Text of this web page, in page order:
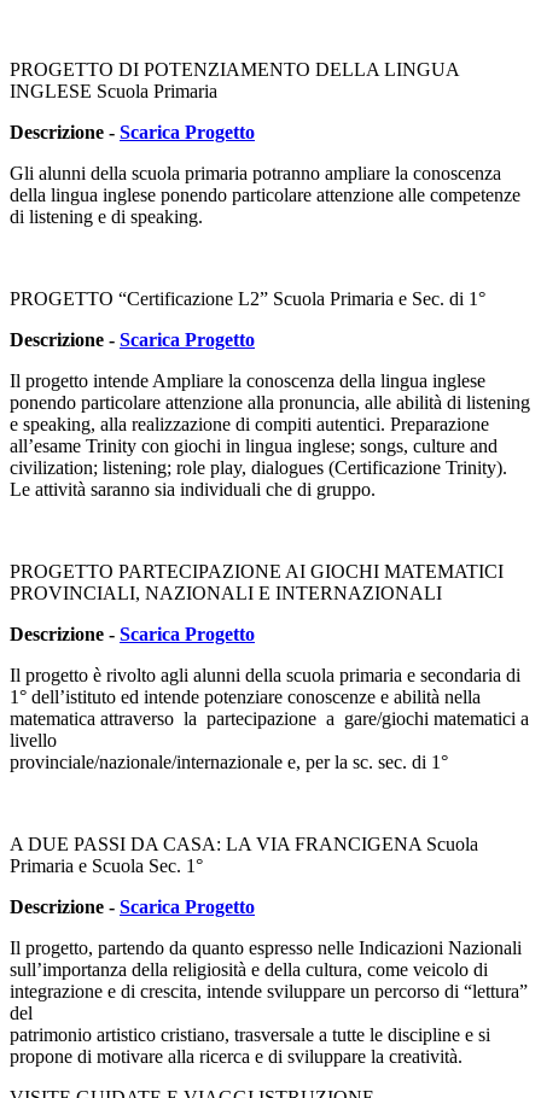
PROGETTO DI POTENZIAMENTO DELLA LINGUA
INGLESE Scuola Primaria
Descrizione - Scarica Progetto
Gli alunni della scuola primaria potranno ampliare la conoscenza
della lingua inglese ponendo particolare attenzione alle competenze
di listening e di speaking.
PROGETTO “Certificazione L2” Scuola Primaria e Sec. di 1°
Descrizione - Scarica Progetto
Il progetto intende Ampliare la conoscenza della lingua inglese
ponendo particolare attenzione alla pronuncia, alle abilità di listening
e speaking, alla realizzazione di compiti autentici. Preparazione
all’esame Trinity con giochi in lingua inglese; songs, culture and
civilization; listening; role play, dialogues (Certificazione Trinity).
Le attività saranno sia individuali che di gruppo.
PROGETTO PARTECIPAZIONE AI GIOCHI MATEMATICI
PROVINCIALI, NAZIONALI E INTERNAZIONALI
Descrizione - Scarica Progetto
Il progetto è rivolto agli alunni della scuola primaria e secondaria di
1° dell’istituto ed intende potenziare conoscenze e abilità nella
matematica attraverso la partecipazione a gare/giochi matematici a
livello
provinciale/nazionale/internazionale e, per la sc. sec. di 1°
A DUE PASSI DA CASA: LA VIA FRANCIGENA Scuola
Primaria e Scuola Sec. 1°
Descrizione - Scarica Progetto
Il progetto, partendo da quanto espresso nelle Indicazioni Nazionali
sull’importanza della religiosità e della cultura, come veicolo di
integrazione e di crescita, intende sviluppare un percorso di “lettura”
del
patrimonio artistico cristiano, trasversale a tutte le discipline e si
propone di motivare alla ricerca e di sviluppare la creatività.